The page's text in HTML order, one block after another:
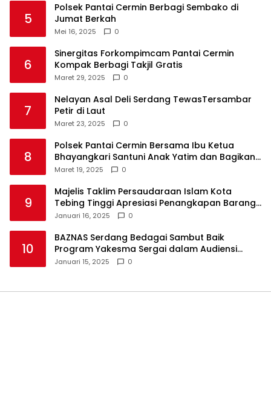
5
Polsek Pantai Cermin Berbagi Sembako di
Jumat Berkah
Mei 16, 2025 0
6
Sinergitas Forkompimcam Pantai Cermin
Kompak Berbagi Takjil Gratis
Maret 29, 2025 0
7
Nelayan Asal Deli Serdang TewasTersambar
Petir di Laut
Maret 23, 2025 0
8
Polsek Pantai Cermin Bersama Ibu Ketua
Bhayangkari Santuni Anak Yatim dan Bagikan
Takjil
Maret 19, 2025 0
9
Majelis Taklim Persaudaraan Islam Kota
Tebing Tinggi Apresiasi Penangkapan Barang
Haram
Januari 16, 2025 0
10
BAZNAS Serdang Bedagai Sambut Baik
Program Yakesma Sergai dalam Audiensi
Perkenalan Pengurus Baru
Januari 15, 2025 0